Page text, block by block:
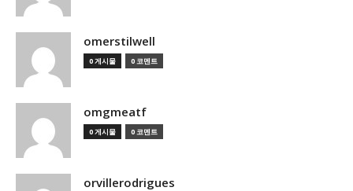
omerstilwell
0 게시물 0 코멘트
omgmeatf
0 게시물 0 코멘트
orvillerodrigues